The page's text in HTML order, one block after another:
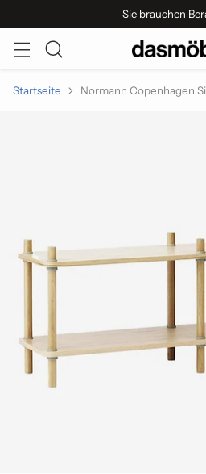
Sie brauchen
Startseite Normann Copenhagen